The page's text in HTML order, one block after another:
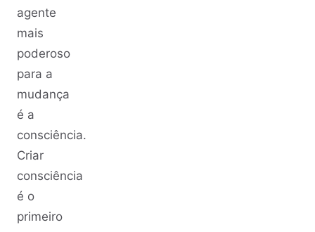
agente
mais
poderoso
para a
mudança
é a
consciência.
Criar
consciência
é o
primeiro